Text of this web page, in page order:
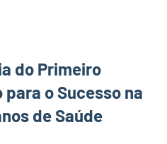
do Primeiro
o Sucesso na
de Saúde